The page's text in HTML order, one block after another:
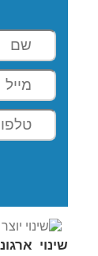
שינוי